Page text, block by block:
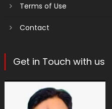
Terms of Use
Contact
Get in Touch with us